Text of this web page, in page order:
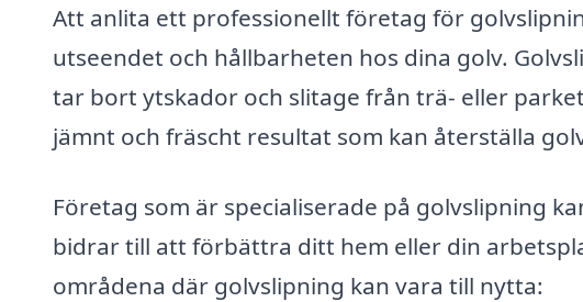
Att anlita ett professionellt företag för
utseendet och hållbarheten hos dina golv.
tar bort ytskador och slitage från trä- eller
jämnt och fräscht resultat som kan återställa
Företag som är specialiserade på golvslipning
bidrar till att förbättra ditt hem eller din
områdena där golvslipning kan vara till nytta: